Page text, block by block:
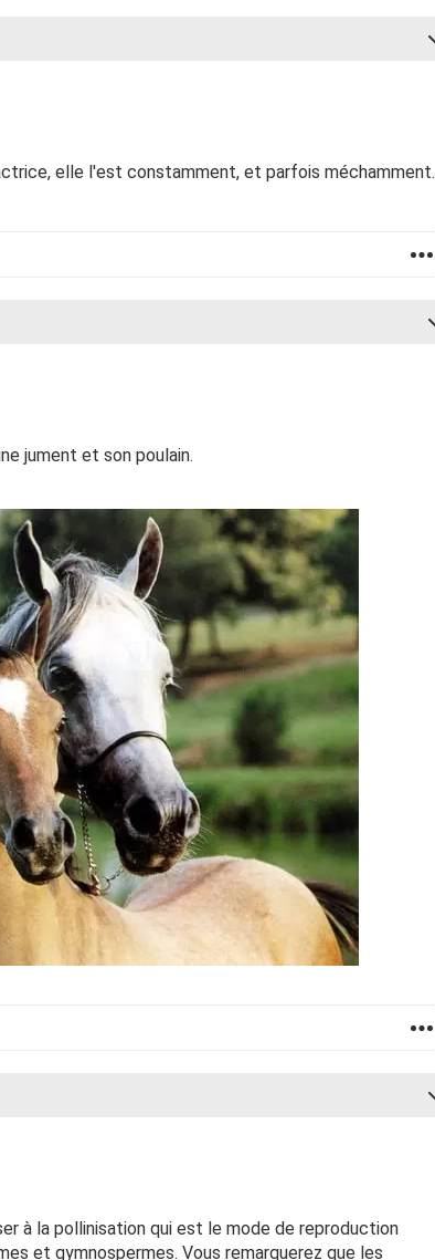
elle l'est constamment, et parfois méchamment.
jument et son poulain.
à la pollinisation qui est le mode de reproduction
et gymnospermes. Vous remarquerez que les